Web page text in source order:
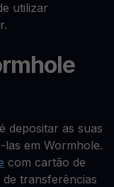
utilizar
depositar as suas
em Wormhole.
com cartão de
transferências